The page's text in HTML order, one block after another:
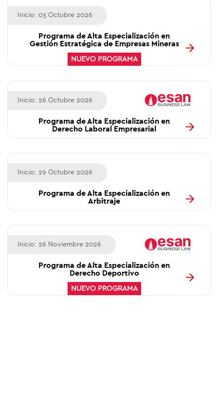
Inicio: 03 Octubre 2026
Programa de Alta Especialización en
Gestión Estratégica de Empresas Mineras
NUEVO PROGRAMA
Inicio: 26 Octubre 2026
Programa de Alta Especialización en
Derecho Laboral Empresarial
Inicio: 29 Octubre 2026
Programa de Alta Especialización en
Arbitraje
Inicio: 26 Noviembre 2026
Programa de Alta Especialización en
Derecho Deportivo
NUEVO PROGRAMA